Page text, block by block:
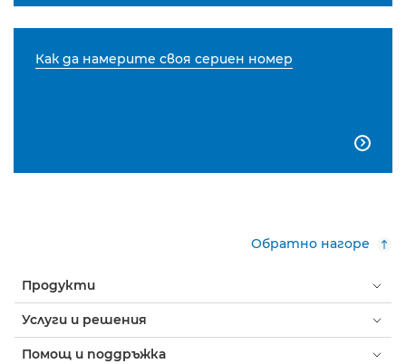
Как да намерите своя сериен номер

Обратно нагоре
Продукти
Услуги и решения
Помощ и поддръжка